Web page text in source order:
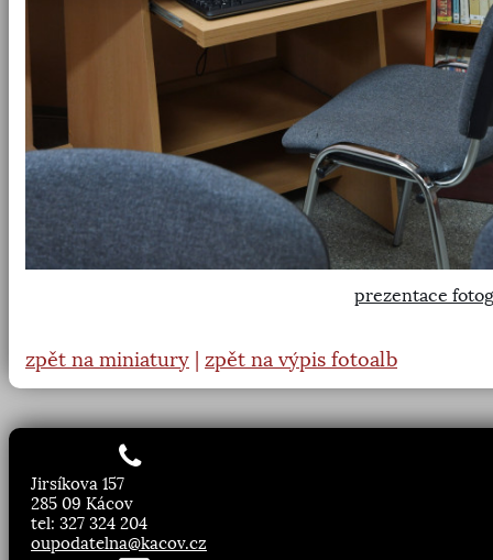
prezentace
zpět na miniatury zpět na výpis fotoalb
Jirsíkova 157
285 09 Kácov
tel: 327 324 204
oupodatelna@kacov.cz